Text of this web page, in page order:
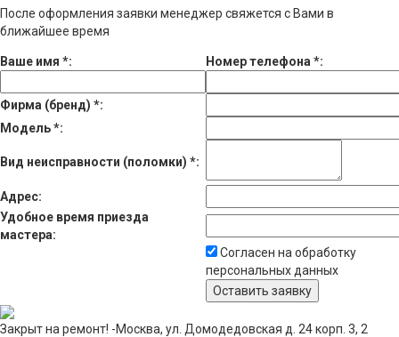
После оформления заявки менеджер свяжется с Вами в
ближайшее время
Ваше имя *: Номер телефона *:
Фирма (бренд) *:
Модель*:
Вид неисправности (поломки) *:
Адрес:
Удобное время приезда
мастера:
Согласен на обработку
персональных данных
Закрыт на ремонт! -Москва, ул. Домодедовская д. 24 корп. 3, 2